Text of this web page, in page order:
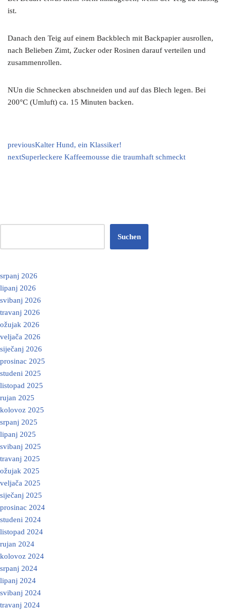
ist.
Danach den Teig auf einem Backblech mit Backpapier ausrollen,
nach Belieben Zimt, Zucker oder Rosinen darauf verteilen und
zusammenrollen.
NUn die Schnecken abschneiden und auf das Blech legen. Bei
200°C (Umluft) ca. 15 Minuten backen.
previousKalter Hund, ein Klassiker!
nextSuperleckere Kaffeemousse die traumhaft schmeckt
Suchen
srpanj 2026
lipanj 2026
svibanj 2026
travanj 2026
ožujak 2026
veljača 2026
siječanj 2026
prosinac 2025
studeni 2025
listopad 2025
rujan 2025
kolovoz 2025
srpanj 2025
lipanj 2025
svibanj 2025
travanj 2025
ožujak 2025
veljača 2025
siječanj 2025
prosinac 2024
studeni 2024
listopad 2024
rujan 2024
kolovoz 2024
srpanj 2024
lipanj 2024
svibanj 2024
travanj 2024